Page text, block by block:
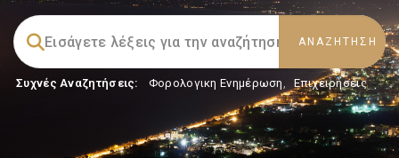
Συχνές Αναζητήσεις: Φορολογικη Ενημέρωση, Επιχειρήσεις